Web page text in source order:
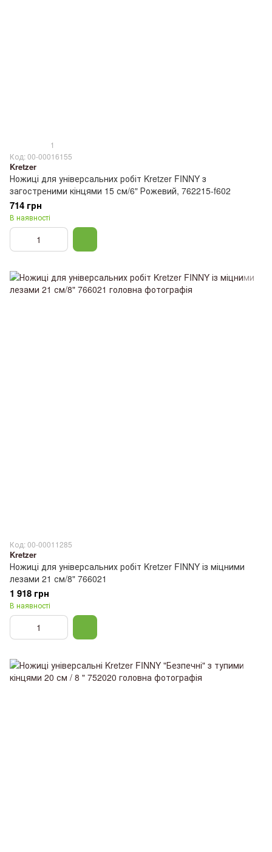
1
Код: 00-00016155
Kretzer
Ножиці для універсальних робіт Kretzer FINNY з
загостреними кінцями 15 см/6" Рожевий, 762215-f602
714 грн
В наявності
Код: 00-00011285
Kretzer
Ножиці для універсальних робіт Kretzer FINNY із міцними
лезами 21 см/8" 766021
1 918 грн
В наявності